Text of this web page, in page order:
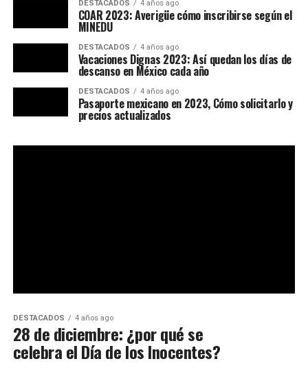
DESTACADOS 4 años ago
COAR 2023: Averigüe cómo inscribirse según el
MINEDU
DESTACADOS 4 años ago
Vacaciones Dignas 2023: Así quedan los días de
descanso en México cada año
DESTACADOS 4 años ago
Pasaporte mexicano en 2023, Cómo solicitarlo y
precios actualizados
DESTACADOS 4 años ago
28 de diciembre: ¿por qué se
celebra el Día de los Inocentes?